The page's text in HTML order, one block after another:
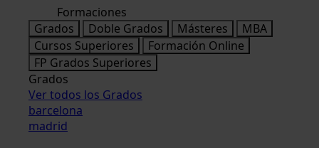
Formaciones
Grados
Doble Grados Másteres
MBA
Cursos Superiores
Formación Online
FP Grados Superiores
Grados
Ver todos los Grados
barcelona
madrid